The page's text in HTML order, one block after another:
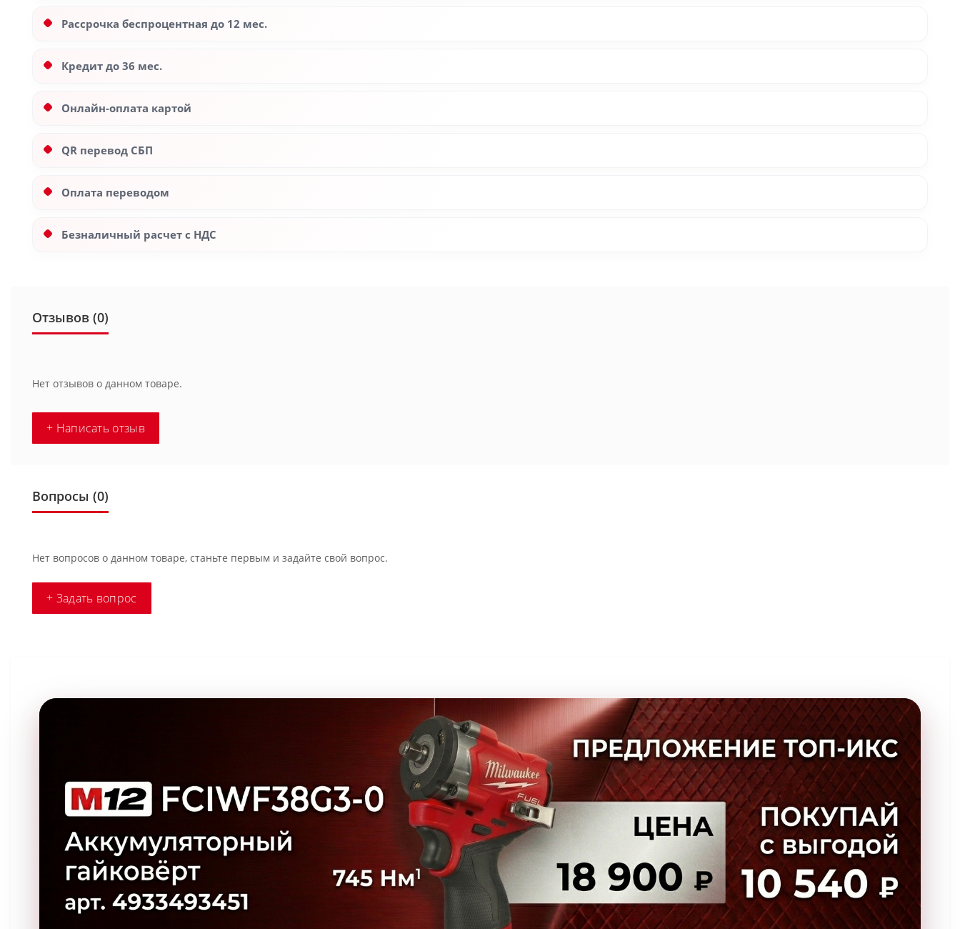
Рассрочка беспроцентная до 12 мес.
Кредит до 36 мес.
Онлайн-оплата картой
QR перевод СБП
Оплата переводом
Безналичный расчет с НДС
Отзывов (0)
Нет отзывов о данном товаре.
+ Написать отзыв
Вопросы (0)
Нет вопросов о данном товаре, станьте первым и задайте свой вопрос.
+ Задать вопрос